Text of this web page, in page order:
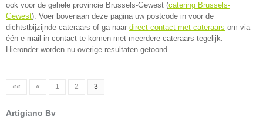
ook voor de gehele provincie Brussels-Gewest (catering Brussels-
Gewest). Voer bovenaan deze pagina uw postcode in voor de
dichtstbijzijnde cateraars of ga naar direct contact met cateraars om via
één e-mail in contact te komen met meerdere cateraars tegelijk.
Hieronder worden nu overige resultaten getoond.
«« « 1 2 3
Artigiano Bv